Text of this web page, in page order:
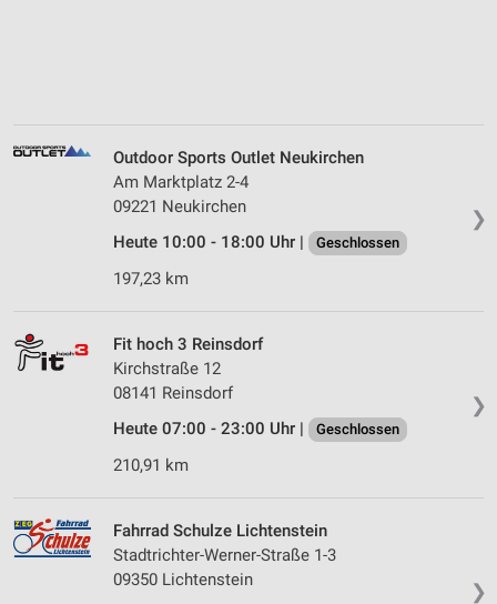
❯
Outdoor Sports Outlet Neukirchen
Am Marktplatz 2-4
09221 Neukirchen
Heute 10:00 - 18:00 Uhr |
Geschlossen
197,23 km
❯
Fit hoch 3 Reinsdorf
Kirchstraße 12
08141 Reinsdorf
Heute 07:00 - 23:00 Uhr |
Geschlossen
210,91 km
❯
Fahrrad Schulze Lichtenstein
Stadtrichter-Werner-Straße 1-3
09350 Lichtenstein